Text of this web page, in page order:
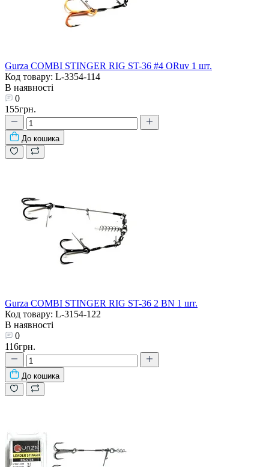
Gurza COMBI STINGER RIG ST-36 #4 ORuv 1 шт.
Код товару: L-3354-114
В наявності
0
155грн.
До кошика
Gurza COMBI STINGER RIG ST-36 2 BN 1 шт.
Код товару: L-3154-122
В наявності
0
116грн.
До кошика